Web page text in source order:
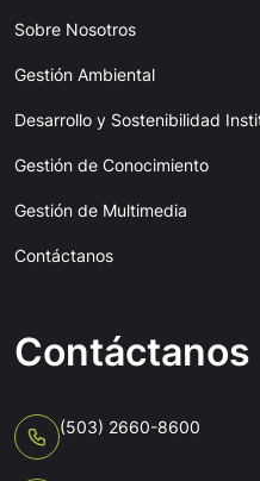
Sobre Nosotros
Gestión Ambiental
Desarrollo y Sostenibilidad
Gestión de Conocimiento
Gestión de Multimedia
Contáctanos
Contáctanos
(503) 2660-8600